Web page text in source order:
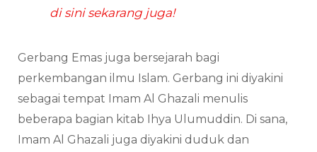
di sini sekarang juga!
Gerbang Emas juga bersejarah bagi
perkembangan ilmu Islam. Gerbang ini diyakini
sebagai tempat Imam Al Ghazali menulis
beberapa bagian kitab Ihya Ulumuddin. Di sana,
Imam Al Ghazali juga diyakini duduk dan